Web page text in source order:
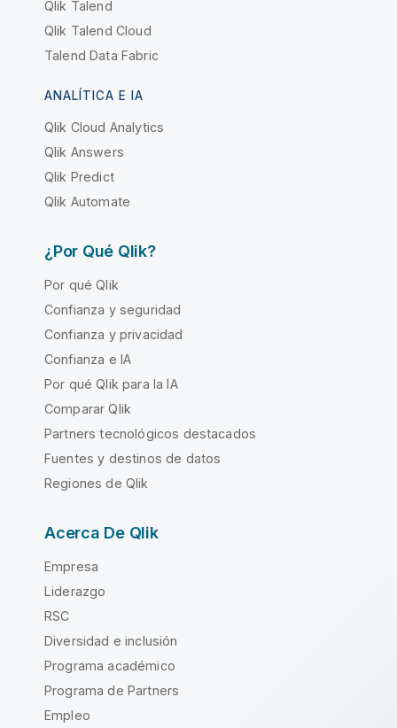
Qlik Talend
Qlik Talend Cloud
Talend Data Fabric
ANALÍTICA E IA
Qlik Cloud Analytics
Qlik Answers
Qlik Predict
Qlik Automate
¿Por Qué Qlik?
Por qué Qlik
Confianza y seguridad
Confianza y privacidad
Confianza e IA
Por qué Qlik para la IA
Comparar Qlik
Partners tecnológicos destacados
Fuentes y destinos de datos
Regiones de Qlik
Acerca De Qlik
Empresa
Liderazgo
RSC
Diversidad e inclusión
Programa académico
Programa de Partners
Empleo